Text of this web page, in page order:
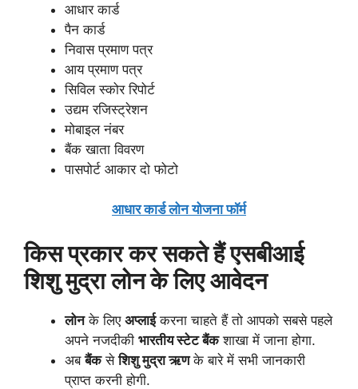
आधार कार्ड
पैन कार्ड
निवास प्रमाण पत्र
आय प्रमाण पत्र
सिविल स्कोर रिपोर्ट
उद्यम रजिस्ट्रेशन
मोबाइल नंबर
बैंक खाता विवरण
पासपोर्ट आकार दो फोटो
आधार कार्ड लोन योजना फॉर्म
किस प्रकार कर सकते हैं एसबीआई
शिशु मुद्रा लोन के लिए आवेदन
लोनके लिए अप्लाईकरना चाहते हैं तो आपको सबसे पहले
अपने नजदीकी भारतीय स्टेट बैंकशाखा में जाना होगा.
अबबैंकसेशिशु मुद्रा ऋणके बारे में सभी जानकारी
प्राप्त करनी होगी.